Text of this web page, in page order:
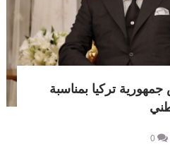
تركيا بمناسبة
0